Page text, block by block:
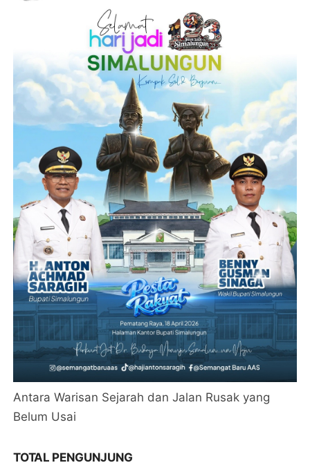
Antara Warisan Sejarah dan Jalan Rusak yang
Belum Usai
TOTAL PENGUNJUNG